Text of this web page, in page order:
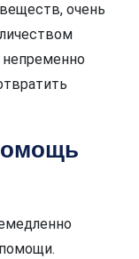
очень